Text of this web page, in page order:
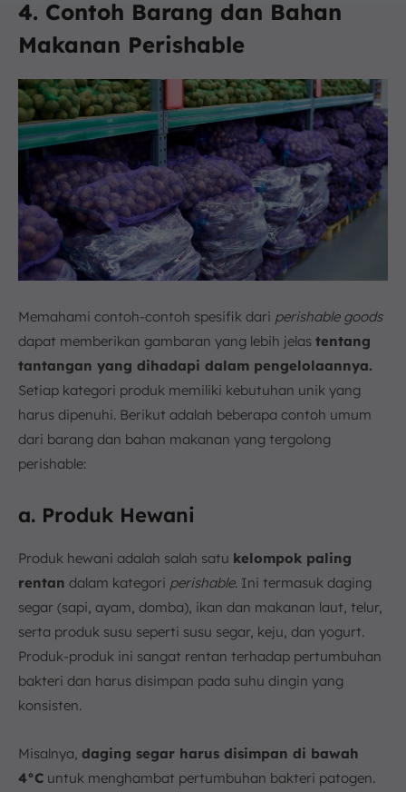
4. Contoh Barang dan Bahan
Makanan Perishable
Memahami contoh-contoh spesifik dari perishable goods
dapat memberikan gambaran yang lebih jelas tentang
tantangan yang dihadapi dalam pengelolaannya.
Setiap kategori produk memiliki kebutuhan unik yang
harus dipenuhi. Berikut adalah beberapa contoh umum
dari barang dan bahan makanan yang tergolong
perishable:
a. Produk Hewani
Produk hewani adalah salah satu kelompok paling
rentan dalam kategori perishable. Ini termasuk daging
segar (sapi, ayam, domba), ikan dan makanan laut, telur,
serta produk susu seperti susu segar, keju, dan yogurt.
Produk-produk ini sangat rentan terhadap pertumbuhan
bakteri dan harus disimpan pada suhu dingin yang
konsisten.
Misalnya, daging segar harus disimpan di bawah
4°C untuk menghambat pertumbuhan bakteri patogen.